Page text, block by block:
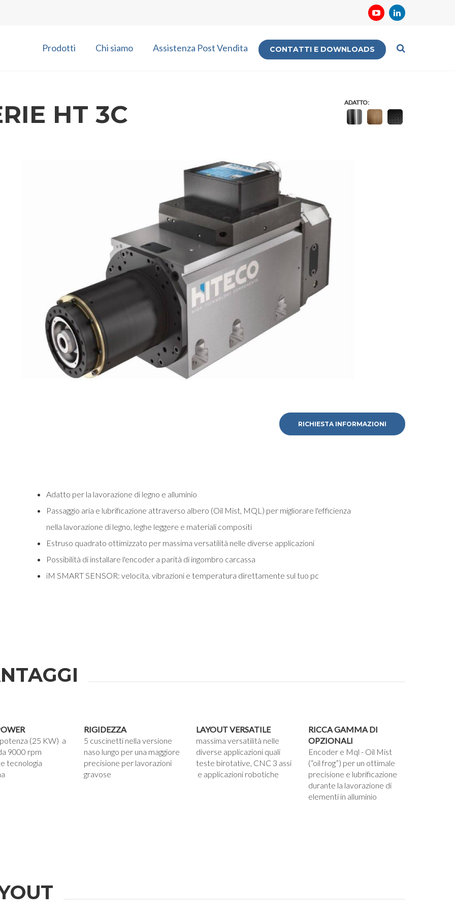
Prodotti Chi siamo Assistenza Post Vendita CONTATTI E DOWNLOADS
HT 3C ADATTO:
RICHIESTA INFORMAZIONI
Adatto per la lavorazione di legno e alluminio
Passaggio aria e lubrificazione attraverso albero (Oil Mist, MQL) per migliorare l'efficienza
nella lavorazione di legno, leghe leggere e materiali compositi
Estruso quadrato ottimizzato per massima versatilità nelle diverse applicazioni
Possibilità di installare l'encoder a parità di ingombro carcassa
iM SMART SENSOR: velocita, vibrazioni e temperatura direttamente sul tuo pc
(25 KW) a
9000 rpm
tecnologia
RIGIDEZZA
5 cuscinetti nella versione
naso lungo per una maggiore
precisione per lavorazioni
gravose
LAYOUT VERSATILE
massima versatilità nelle
diverse applicazioni quali
teste birotative, CNC 3 assi
e applicazioni robotiche
RICCA GAMMA DI
OPZIONALI
Encoder e Mql - Oil Mist
(“oil frog”) per un ottimale
precisione e lubrificazione
durante la lavorazione di
elementi in alluminio